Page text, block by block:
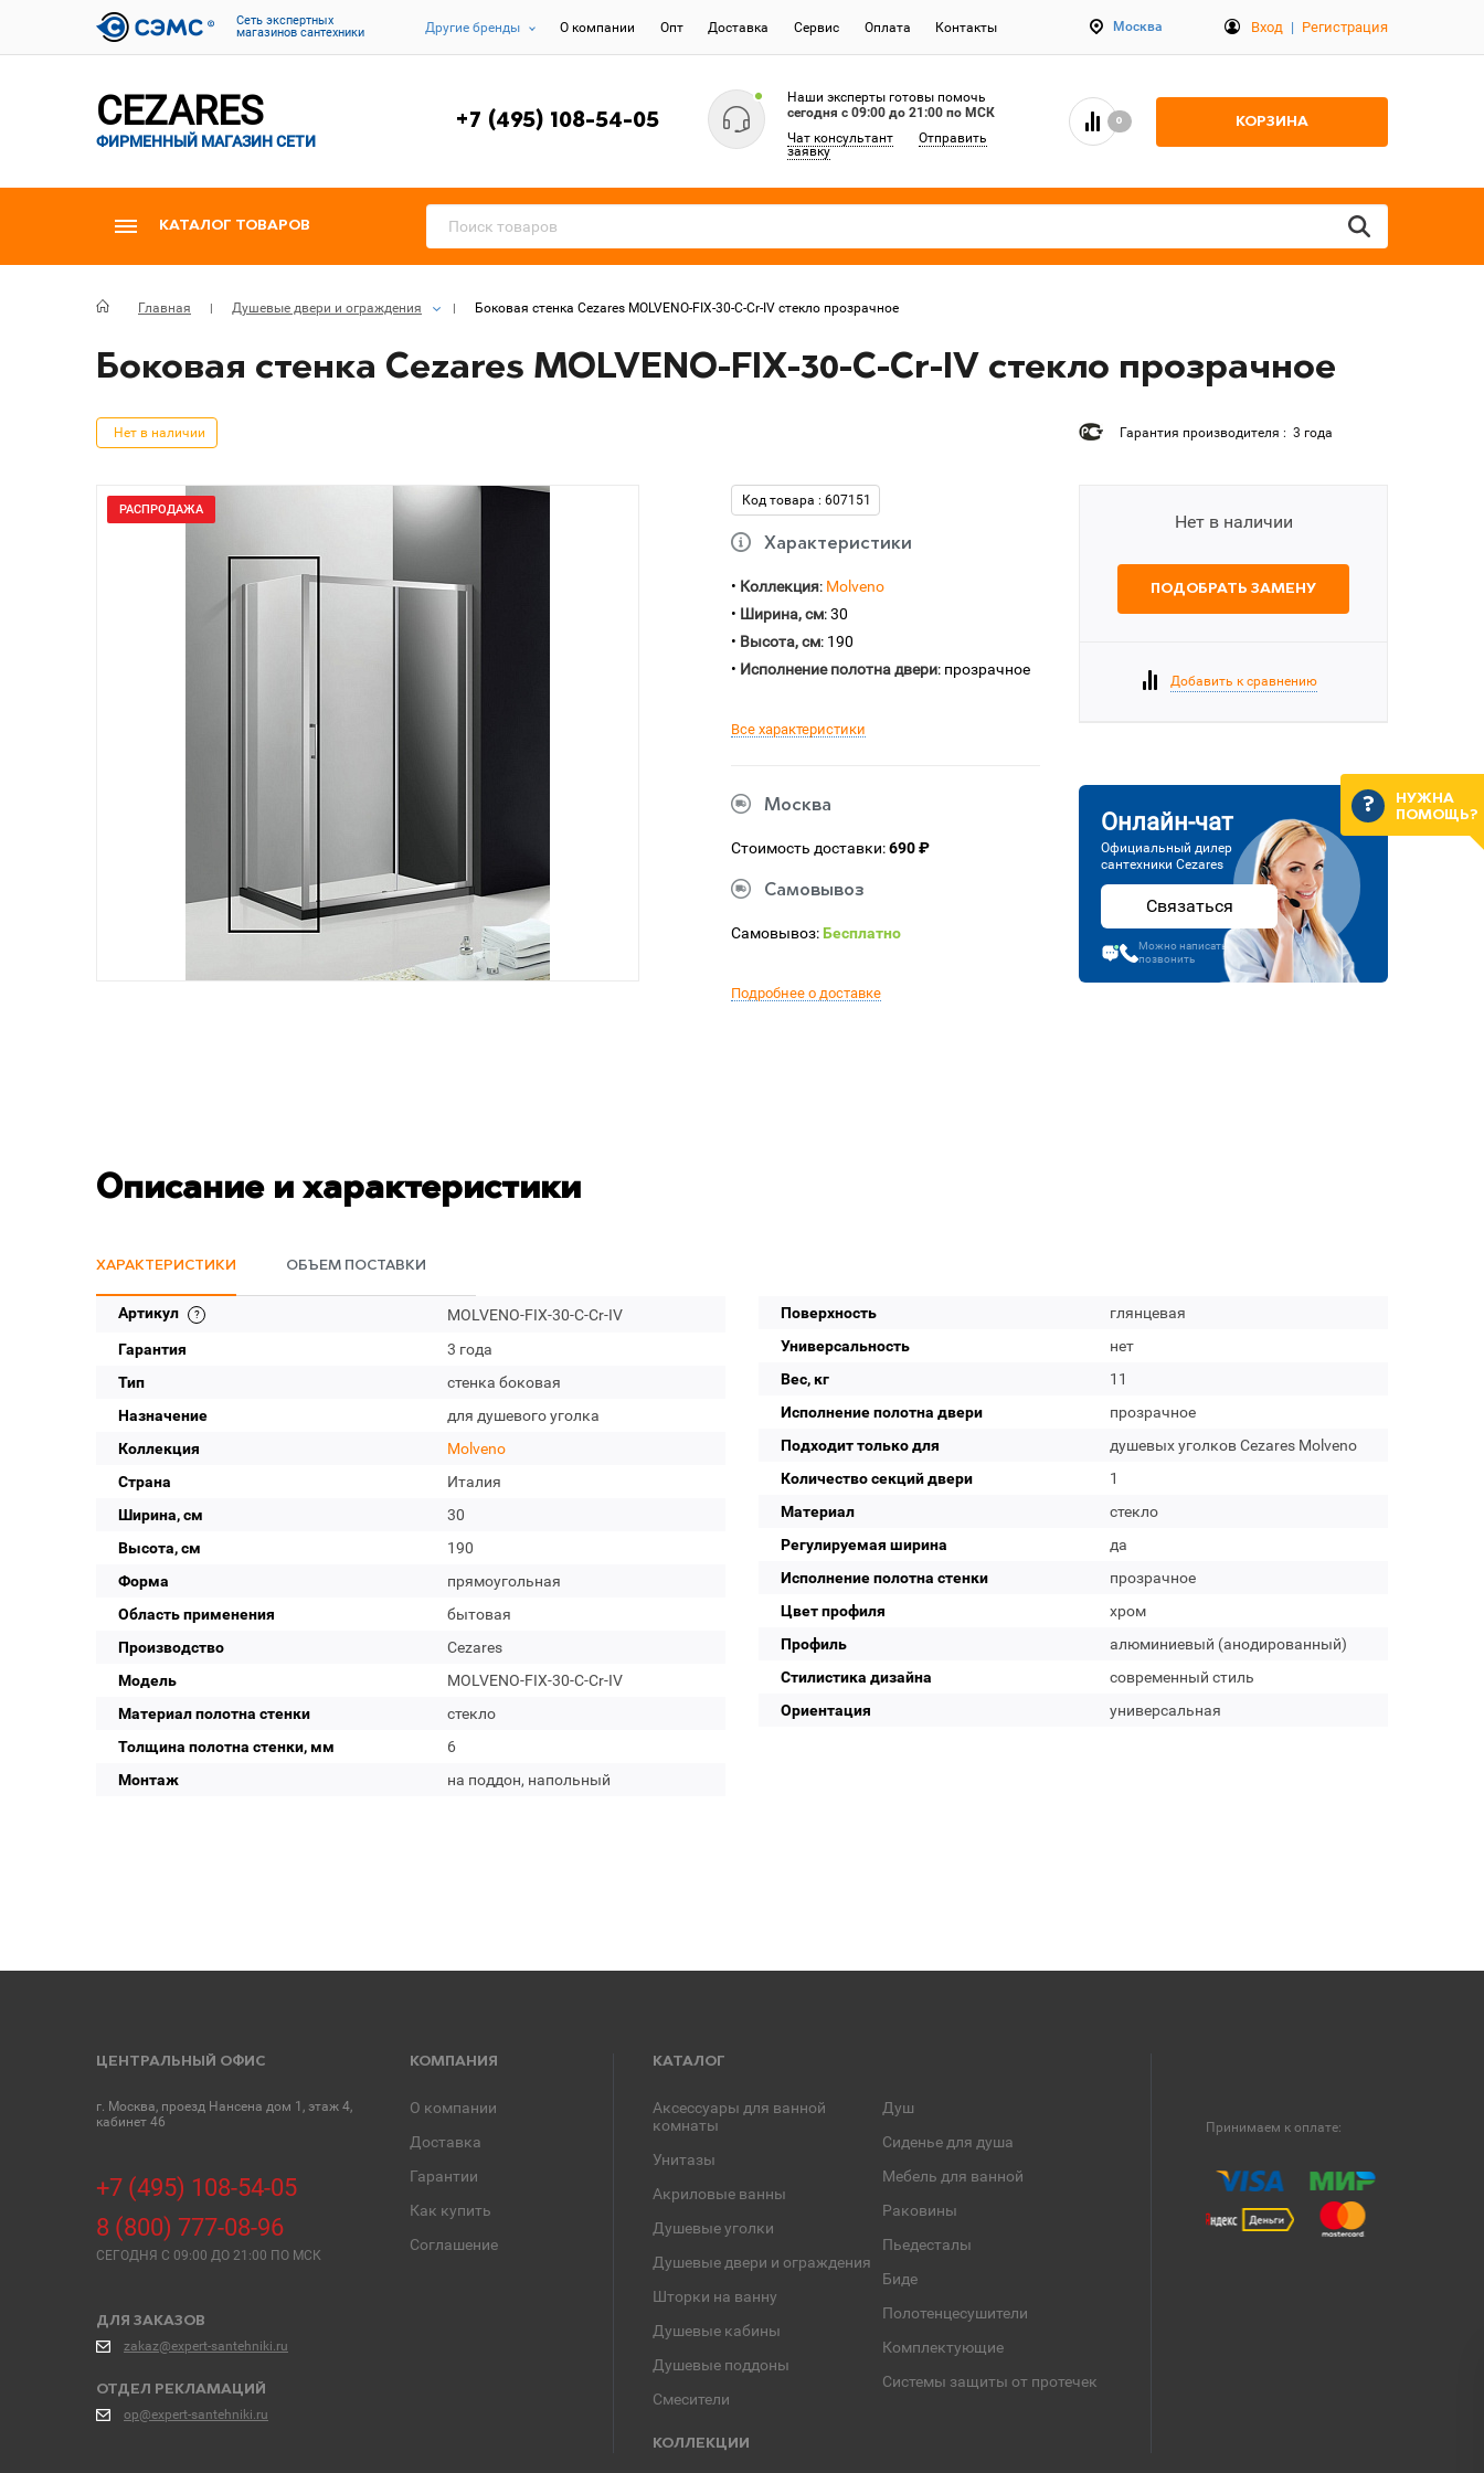
Cеть экспертных
магазинов сантехники
Другие бренды О компании Опт Доставка Сервис Оплата Контакты Москва Вход | Регистрация
CEZARES
ФИРМЕННЫЙ МАГАЗИН СЕТИ
+7 (495) 108-54-05
Наши эксперты готовы помочь
сегодня c 09:00 до 21:00 по МСК
Чат консультант
Отправить
заявку
0 КОРЗИНА
КАТАЛОГ ТОВАРОВ
Главная Душевые двери и ограждения Боковая стенка Cezares MOLVENO-FIX-30-C-Cr-IV стекло прозрачное
Боковая стенка Cezares MOLVENO-FIX-30-C-Cr-IV стекло прозрачное
Нет в наличии Гарантия производителя : 3 года
РАСПРОДАЖА
Код товара : 607151
Характеристики
• Коллекция: Molveno
• Ширина, см: 30
• Высота, см: 190
• Исполнение полотна двери: прозрачное
Все характеристики
Москва
Стоимость доставки:690 ₽
Самовывоз
Самовывоз:Бесплатно
Подробнее о доставке
Нет в наличии
ПОДОБРАТЬ ЗАМЕНУ
Добавить к сравнению
Онлайн-чат
Официальный дилер
сантехники Cezares
Связаться
Можно написать или
позвонить
Описание и характеристики
ХАРАКТЕРИСТИКИ ОБЪЕМ ПОСТАВКИ
Артикул
MOLVENO-FIX-30-C-Cr-IV
Гарантия
3 года
Тип
стенка боковая
Назначение
для душевого уголка
Коллекция
Molveno
Страна
Италия
Ширина, см
30
Высота, см
190
Форма
прямоугольная
Область применения
бытовая
Производство
Cezares
Модель
MOLVENO-FIX-30-C-Cr-IV
Материал полотна стенки
стекло
Толщина полотна стенки, мм
6
Монтаж
на поддон, напольный
Поверхность
глянцевая
Универсальность
нет
Вес, кг
11
Исполнение полотна двери
прозрачное
Подходит только для
душевых уголков Cezares Molveno
Количество секций двери
1
Материал
стекло
Регулируемая ширина
да
Исполнение полотна стенки
прозрачное
Цвет профиля
хром
Профиль
алюминиевый (анодированный)
Стилистика дизайна
современный стиль
Ориентация
универсальная
ЦЕНТРАЛЬНЫЙ ОФИС
г. Москва, проезд Нансена дом 1, этаж 4,
кабинет 46
+7 (495) 108-54-05
8 (800) 777-08-96
СЕГОДНЯ C 09:00 ДО 21:00 ПО МСК
ДЛЯ ЗАКАЗОВ
zakaz@expert-santehniki.ru
ОТДЕЛ РЕКЛАМАЦИЙ
op@expert-santehniki.ru
КОМПАНИЯ
О компании
Доставка
Гарантии
Как купить
Соглашение
КАТАЛОГ
Аксессуары для ванной
комнаты
Унитазы
Акриловые ванны
Душевые уголки
Душевые двери и ограждения
Шторки на ванну
Душевые кабины
Душевые поддоны
Смесители
Душ
Сиденье для душа
Мебель для ванной
Раковины
Пьедесталы
Биде
Полотенцесушители
Комплектующие
Системы защиты от протечек
КОЛЛЕКЦИИ
Принимаем к оплате:
НУЖНА
ПОМОЩЬ?